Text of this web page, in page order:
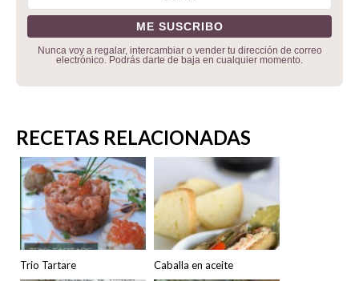
Nunca voy a regalar, intercambiar o vender tu dirección de correo
electrónico. Podrás darte de baja en cualquier momento.
RECETAS RELACIONADAS
Trio Tartare Caballa en aceite